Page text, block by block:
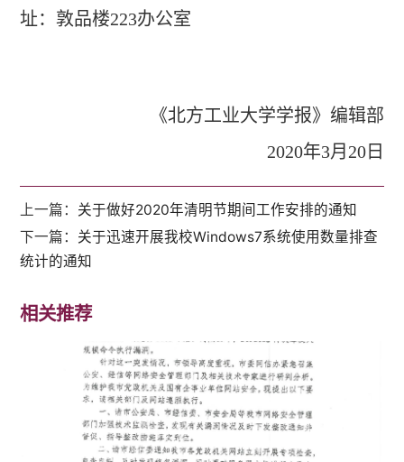
址：敦品楼223办公室
《北方工业大学学报》编辑部
2020年3月20日
上一篇： 关于做好2020年清明节期间工作安排的通知
下一篇： 关于迅速开展我校Windows7系统使用数量排查
统计的通知
相关推荐